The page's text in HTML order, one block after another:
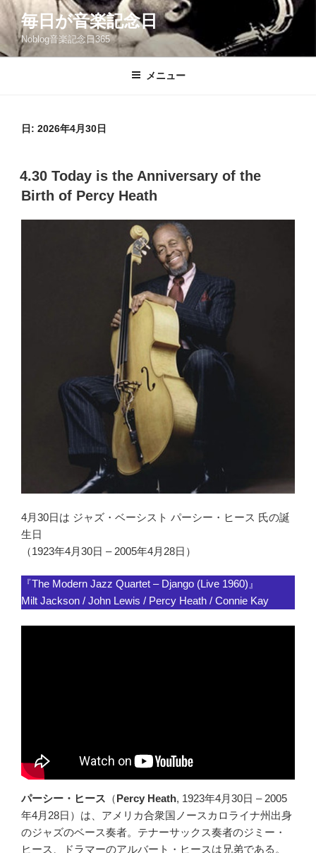
コ
テ
ン
毎日が音楽記念日
Noblog音楽記念日365
メニュー
日: 2026年4月30日
投
稿
日:
4.30 Today is the Anniversary of the
Birth of Percy Heath
4月30日は ジャズ・ベーシスト パーシー・ヒース 氏の誕
生日
（1923年4月30日 – 2005年4月28日）
『The Modern Jazz Quartet – Django (Live 1960)』
Milt Jackson / John Lewis / Percy Heath / Connie Kay
パーシー・ヒース （Percy Heath, 1923年4月30日 – 2005
年4月28日）は、アメリカ合衆国ノースカロライナ州出身
のジャズのベース奏者。テナーサックス奏者のジミー・
ヒース、ドラマーのアルバート・ヒースは兄弟である。